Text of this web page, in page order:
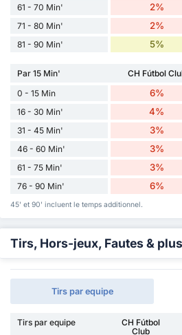
61 - 70 Min' 2%
71 - 80 Min' 2%
81 - 90 Min' 5%
Par 15 Min' CH Fútbol
0 - 15 Min
6%
16 - 30 Min' 4%
31 - 45 Min' 3%
46 - 60 Min' 3%
61 - 75 Min' 3%
76 - 90 Min' 6%
45' et 90' incluent le temps additionnel.
Tirs, Hors-jeux, Fautes & plus
Tirs par equipe
Tirs par equipe
CH Fútbol
Club